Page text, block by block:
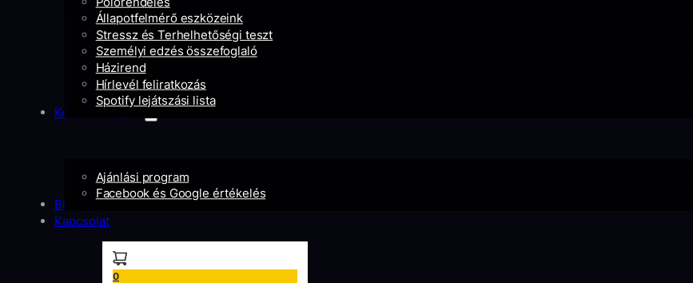
Állapotfelmérő eszközeink
Stressz és Terhelhetőségi teszt
Személyi edzés összefoglaló
Házirend
Hírlevél feliratkozás
Spotify lejátszási lista
Kedvezményeid
Ajánlási program
Facebook és Google értékelés
Blog
Kapcsolat
0